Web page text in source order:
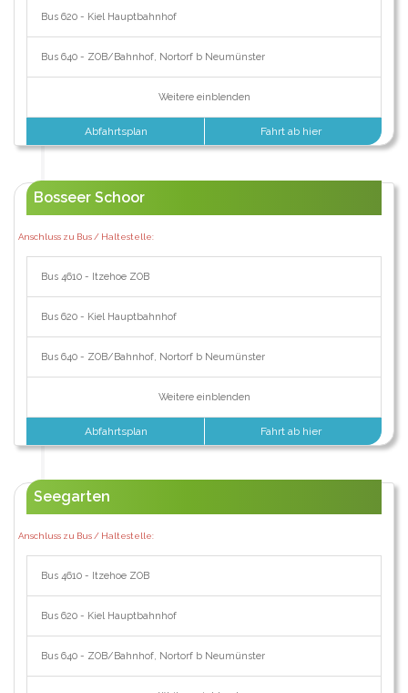
Bus 620 - Kiel Hauptbahnhof
Bus 640 - ZOB/Bahnhof, Nortorf b Neumünster
Weitere einblenden
Abfahrtsplan Fahrt ab hier
Bosseer Schoor
Anschluss zu Bus / Haltestelle:
Bus 4610 - Itzehoe ZOB
Bus 620 - Kiel Hauptbahnhof
Bus 640 - ZOB/Bahnhof, Nortorf b Neumünster
Weitere einblenden
Abfahrtsplan Fahrt ab hier
Seegarten
Anschluss zu Bus / Haltestelle:
Bus 4610 - Itzehoe ZOB
Bus 620 - Kiel Hauptbahnhof
Bus 640 - ZOB/Bahnhof, Nortorf b Neumünster